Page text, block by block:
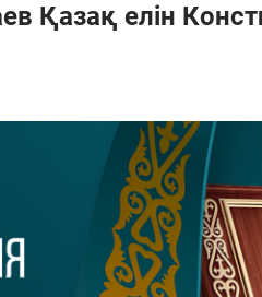
Қазақ елін